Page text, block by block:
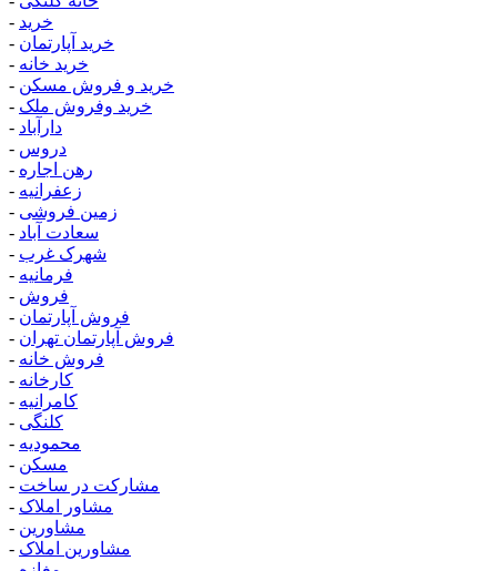
- خرید
- خرید آپارتمان
- خرید خانه
- خرید و فروش مسکن
- خرید وفروش ملک
- دارآباد
- دروس
- رهن اجاره
- زعفرانیه
- زمین فروشی
- سعادت آباد
- شهرک غرب
- فرمانیه
- فروش
- فروش آپارتمان
- فروش آپارتمان تهران
- فروش خانه
- کارخانه
- کامرانیه
- کلنگی
- محمودیه
- مسکن
- مشارکت در ساخت
- مشاور املاک
- مشاورین
- مشاورین املاک